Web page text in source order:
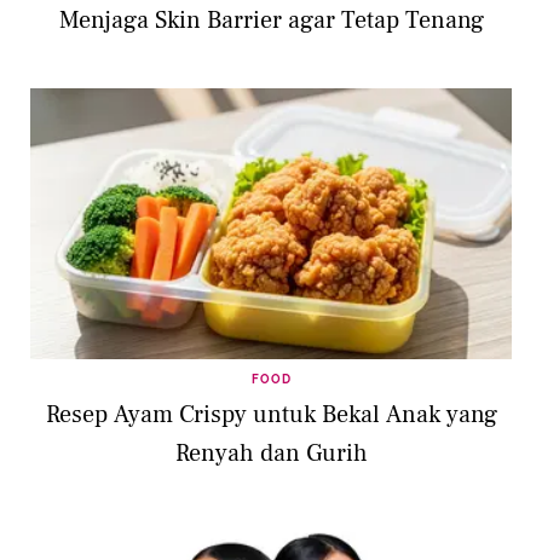
Menjaga Skin Barrier agar Tetap Tenang
FOOD
Resep Ayam Crispy untuk Bekal Anak yang
Renyah dan Gurih